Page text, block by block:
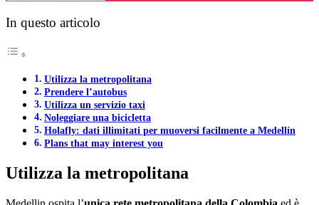
In questo articolo
Utilizza la metropolitana
Prendere l’autobus
Utilizza un servizio taxi
Noleggiare una bicicletta
Holafly: dati illimitati per muoversi facilmente a Medellín
Plans that may interest you
Utilizza la metropolitana